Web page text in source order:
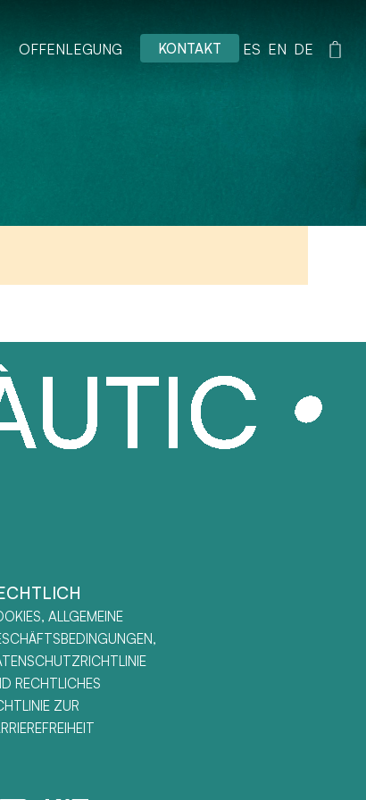
OFFENLEGUNG KONTAKT ES EN DE
ALLGEMEINE
RECHTLICHES
ZUR